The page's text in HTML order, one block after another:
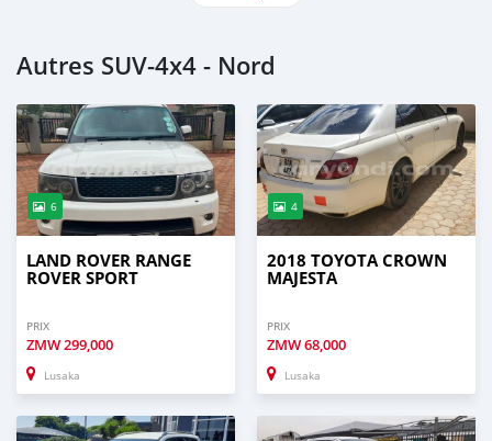
Autres SUV‒4x4 - Nord
6
LAND ROVER RANGE
ROVER SPORT
PRIX
ZMW299,000
Lusaka
4
2018 TOYOTA CROWN
MAJESTA
PRIX
ZMW68,000
Lusaka